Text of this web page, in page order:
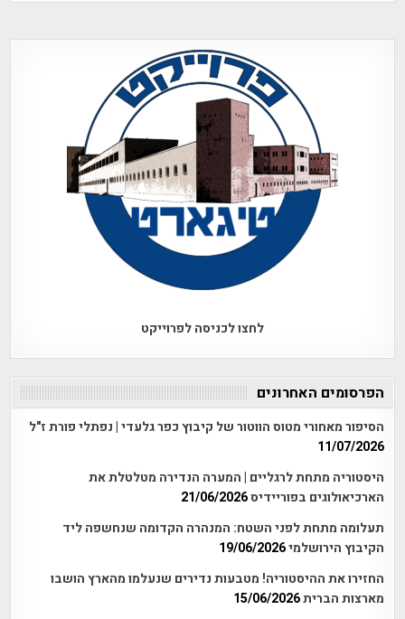
לחצו לכניסה לפרוייקט
הפרסומים האחרונים
הסיפור מאחורי מטוס הווטור של קיבוץ כפר גלעדי | נפתלי פורת ז"ל
11/07/2026
היסטוריה מתחת לרגליים | המערה הנדירה מטלטלת את
הארכיאולוגים בפוריידיס21/06/2026
תעלומה מתחת לפני השטח: המנהרה הקדומה שנחשפה ליד
הקיבוץ הירושלמי19/06/2026
החזירו את ההיסטוריה! מטבעות נדירים שנעלמו מהארץ הושבו
מארצות הברית15/06/2026